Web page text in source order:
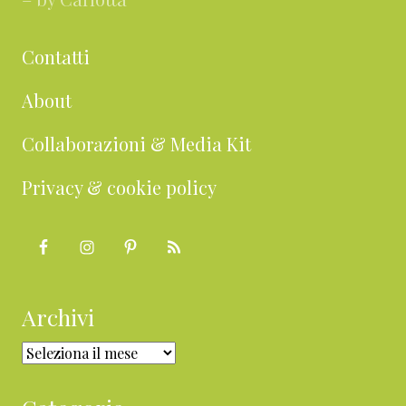
Contatti
About
Collaborazioni & Media Kit
Privacy & cookie policy
Archivi
Archivi